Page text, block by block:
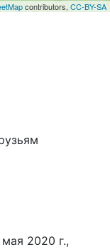
contributors, CC-BY-SA
мая 2020 г.,